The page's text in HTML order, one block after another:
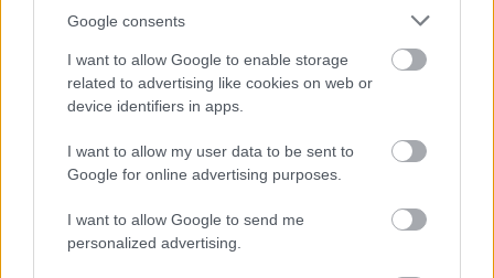
Google consents
I want to allow Google to enable storage
related to advertising like cookies on web or
device identifiers in apps.
I want to allow my user data to be sent to
Google for online advertising purposes.
I want to allow Google to send me
personalized advertising.
"Miattam ezt a kazár tömeggyilkost úgy mosdatod,
Szalmabáb szándékos érvelési hiba. Természetesen
semmiféle tömeggyilkost nem mosdattam. Annyit
mondtam, hogy Churchill idejében sem voltak
angliában választások, pedig akkor az országuk
területén nem voltak idegen megszállók. Mégsem
vádolta senki Churchillt azzal, hogy diktátor lenne.